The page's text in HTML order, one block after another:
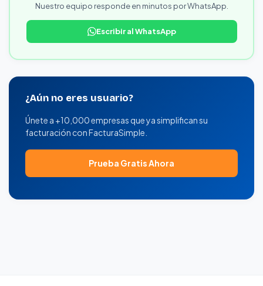
Nuestro equipo responde en minutos por WhatsApp.
Escribir al WhatsApp
¿Aún no eres usuario?
Únete a +10,000 empresas que ya simplifican su
facturación con FacturaSimple.
Prueba Gratis Ahora